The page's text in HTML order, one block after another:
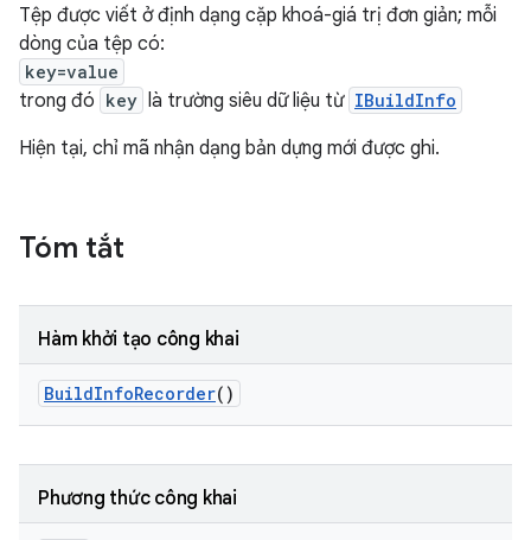
Tệp được viết ở định dạng cặp khoá-giá trị đơn giản; mỗi
dòng của tệp có:
key=value
trong đó key là trường siêu dữ liệu từ IBuildInfo
Hiện tại, chỉ mã nhận dạng bản dựng mới được ghi.
Tóm tắt
Hàm khởi tạo công khai
BuildInfoRecorder()
Phương thức công khai